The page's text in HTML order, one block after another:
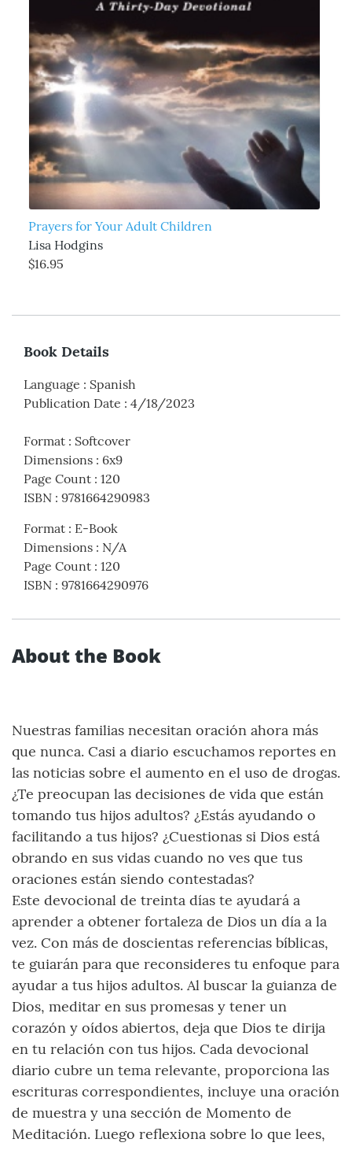
Prayers for Your Adult Children
Lisa Hodgins
$16.95
Book Details
Language : Spanish
Publication Date : 4/18/2023
Format : Softcover
Dimensions : 6x9
Page Count : 120
ISBN : 9781664290983
Format : E-Book
Dimensions : N/A
Page Count : 120
ISBN : 9781664290976
About the Book
Nuestras familias necesitan oración ahora más
que nunca. Casi a diario escuchamos reportes en
las noticias sobre el aumento en el uso de drogas.
¿Te preocupan las decisiones de vida que están
tomando tus hijos adultos? ¿Estás ayudando o
facilitando a tus hijos? ¿Cuestionas si Dios está
obrando en sus vidas cuando no ves que tus
oraciones están siendo contestadas?
Este devocional de treinta días te ayudará a
aprender a obtener fortaleza de Dios un día a la
vez. Con más de doscientas referencias bíblicas,
te guiarán para que reconsideres tu enfoque para
ayudar a tus hijos adultos. Al buscar la guianza de
Dios, meditar en sus promesas y tener un
corazón y oídos abiertos, deja que Dios te dirija
en tu relación con tus hijos. Cada devocional
diario cubre un tema relevante, proporciona las
escrituras correspondientes, incluye una oración
de muestra y una sección de Momento de
Meditación. Luego reflexiona sobre lo que lees,